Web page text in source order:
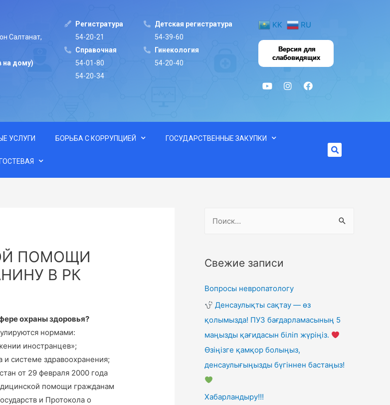
Салтанат,
на дому)
Регистратура
54-20-21
Cправочная
54-01-80
54-20-34
Детская регистратура
54-39-60
Гинекология
54-20-40
KK RU
Версия для
слабовидящих
УСЛУГИ БОРЬБА С КОРРУПЦИЕЙ ГОСУДАРСТВЕННЫЕ ЗАКУПКИ
ГОСТЕВАЯ
ПОМОЩИ
В РК
охраны здоровья?
нормами:
иностранцев»;
и системе здравоохранения;
от 29 февраля 2000 года
помощи гражданам
и Протокола о
Свежие записи
Вопросы невропатологу
Денсаулықты сақтау — өз
қолымызда! ПУЗ бағдарламасының 5
маңызды қағидасын біліп жүріңіз.
Өзіңізге қамқор болыңыз,
денсаулығыңызды бүгіннен бастаңыз!
Хабарландыру!!!